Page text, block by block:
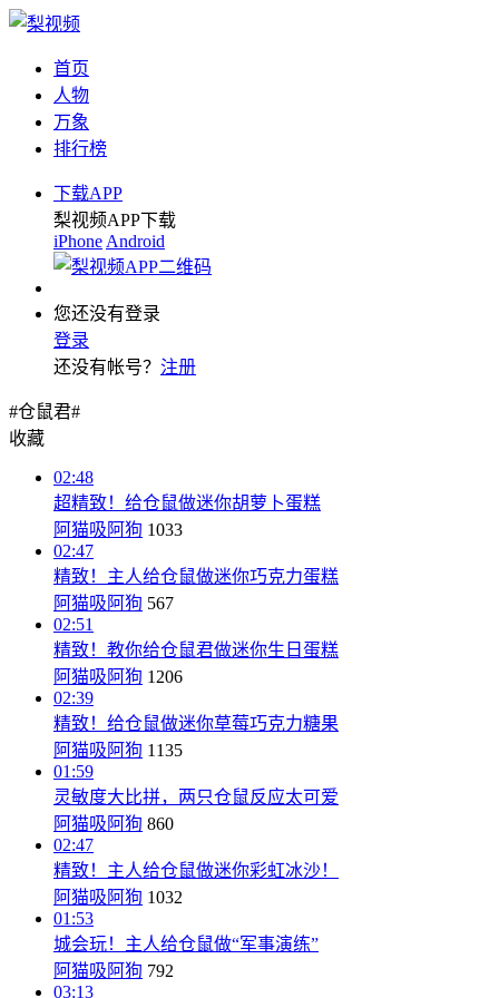
首页
人物
万象
排行榜
下载APP
梨视频APP下载
iPhone Android
您还没有登录
登录
还没有帐号？ 注册
#仓鼠君#
收藏
02:48
超精致！给仓鼠做迷你胡萝卜蛋糕
阿猫吸阿狗 1033
02:47
精致！主人给仓鼠做迷你巧克力蛋糕
阿猫吸阿狗 567
02:51
精致！教你给仓鼠君做迷你生日蛋糕
阿猫吸阿狗 1206
02:39
精致！给仓鼠做迷你草莓巧克力糖果
阿猫吸阿狗 1135
01:59
灵敏度大比拼，两只仓鼠反应太可爱
阿猫吸阿狗 860
02:47
精致！主人给仓鼠做迷你彩虹冰沙！
阿猫吸阿狗 1032
01:53
城会玩！主人给仓鼠做“军事演练”
阿猫吸阿狗 792
03:13